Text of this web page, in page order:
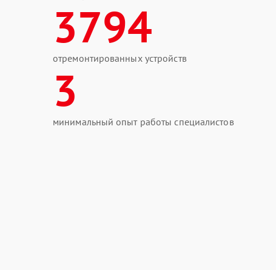
3794
отремонтированных устройств
3
минимальный опыт работы специалистов